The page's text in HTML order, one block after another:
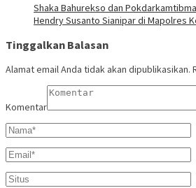
​Shaka Bahurekso dan
Hendry Susanto Sianipar di Mapolres
Tinggalkan Balasan
Alamat email Anda tidak akan dipublikasikan.
Komentar